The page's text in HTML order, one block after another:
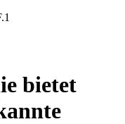
bietet